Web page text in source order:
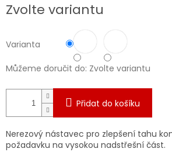
cena:
Zvolte variantu
Varianta
Můžeme doručit do: Zvolte variantu
Přidat do košíku
Nerezový nástavec pro zlepšení tahu
požadavku na vysokou nadstřešní část.